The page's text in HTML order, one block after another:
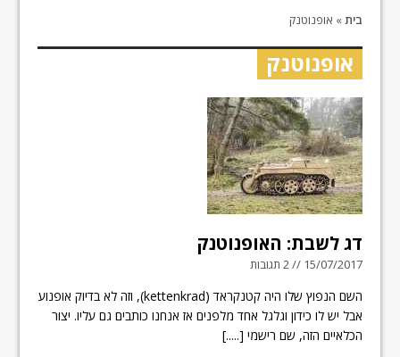
בית» אופנוטנק
אופנוטנק
דג לשבת: האופנוטנק
15/07/2017 // 2 תגובות
השם הנפוץ שלו היה קטנקראד (kettenkrad), וזה לא בדיוק אופנוע
אבל יש לו כידון וגלגל אחד מלפנים אז אנחנו כותבים גם עליו. יצור
הכלאיים הזה, שם רישמי [.....]